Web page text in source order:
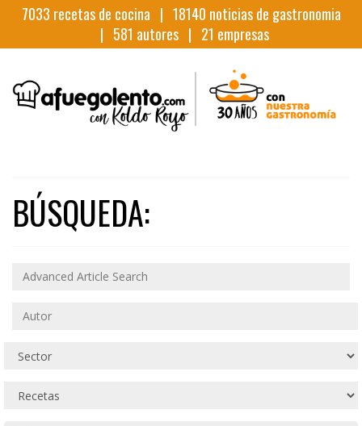
7033 recetas de cocina | 18140 noticias de gastronomia
| 581 autores | 21 empresas
BÚSQUEDA: